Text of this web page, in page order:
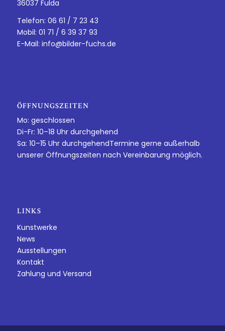
36037 Fulda
Telefon: 06 61 / 7 23 43
Mobil: 01 71 / 6 39 37 93
E-Mail: info@bilder-fuchs.de
ÖFFNUNGSZEITEN
Mo: geschlossen
Di-Fr: 10–18 Uhr durchgehend
Sa: 10–15 Uhr durchgehendTermine gerne außerhalb
unserer Öffnungszeiten nach Vereinbarung möglich.
LINKS
Kunstwerke
News
Ausstellungen
Kontakt
Zahlung und Versand